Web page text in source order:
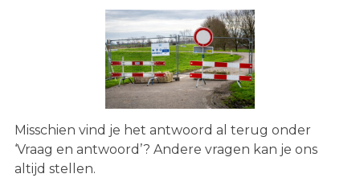
Misschien vind je het antwoord al terug onder
‘Vraag en antwoord’? Andere vragen kan je ons
altijd stellen.